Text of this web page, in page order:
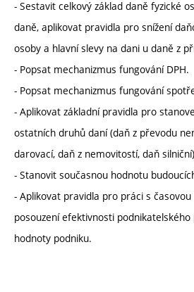
- Sestavit celkový základ daně fyzické
daně, aplikovat pravidla pro snížení
osoby a hlavní slevy na dani u daně z
- Popsat mechanizmus fungování DPH.
- Popsat mechanizmus fungování
- Aplikovat základní pravidla pro
ostatních druhů daní (daň z převodu
darovací, daň z nemovitostí, daň
- Stanovit současnou hodnotu
- Aplikovat pravidla pro práci s
posouzení efektivnosti
hodnoty podniku.